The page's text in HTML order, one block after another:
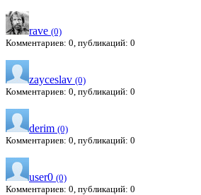
rave (0)
Комментариев: 0, публикаций: 0
zayceslav (0)
Комментариев: 0, публикаций: 0
derim (0)
Комментариев: 0, публикаций: 0
user0 (0)
Комментариев: 0, публикаций: 0